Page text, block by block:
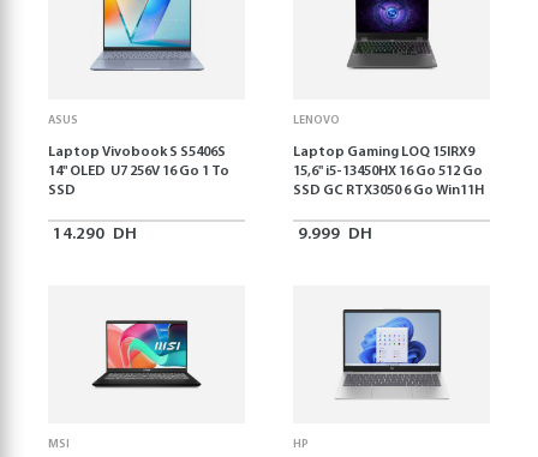
ASUS
Laptop Vivobook S S5406S
14" OLED U7 256V 16 Go 1 To
SSD
14.290 DH
LENOVO
Laptop Gaming LOQ 15IRX9
15,6'' i5-13450HX 16 Go 512 Go
SSD GC RTX3050 6 Go Win11H
9.999 DH
MSI HP